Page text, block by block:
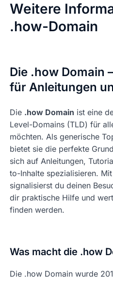
Weitere
.how-Domain
Die .how Domain
für Anleitungen
Die .how Domain ist eine
Level-Domains (TLD) für
möchten. Als generische
bietet sie die perfekte
sich auf Anleitungen,
to-Inhalte spezialisieren.
signalisierst du deinen
dir praktische Hilfe und
finden werden.
Was macht die .how
Die .how Domain wurde